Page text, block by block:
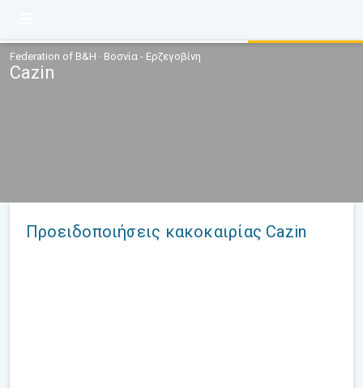
Federation of B&H · Βοσνία - Ερζεγοβίνη
Cazin
Προειδοποιήσεις κακοκαιρίας Cazin